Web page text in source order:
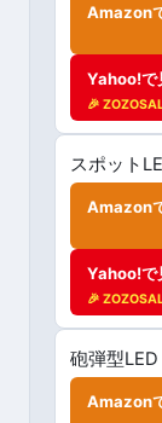
Amazon
Yahoo!で
🎉
スポット
Amazon
Yahoo!で
🎉
砲弾型
Amazon